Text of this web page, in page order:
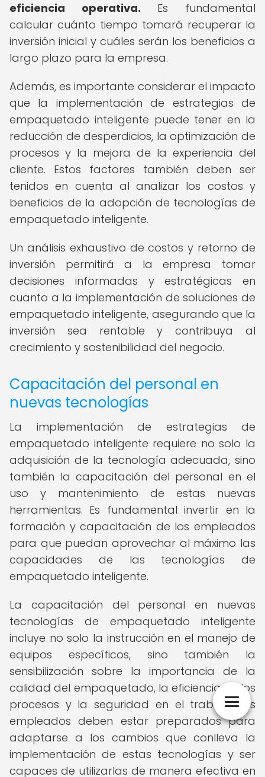
eficiencia operativa. Es fundamental
calcular cuánto tiempo tomará recuperar la
inversión inicial y cuáles serán los beneficios a
largo plazo para la empresa.
Además, es importante considerar el impacto
que la implementación de estrategias de
empaquetado inteligente puede tener en la
reducción de desperdicios, la optimización de
procesos y la mejora de la experiencia del
cliente. Estos factores también deben ser
tenidos en cuenta al analizar los costos y
beneficios de la adopción de tecnologías de
empaquetado inteligente.
Un análisis exhaustivo de costos y retorno de
inversión permitirá a la empresa tomar
decisiones informadas y estratégicas en
cuanto a la implementación de soluciones de
empaquetado inteligente, asegurando que la
inversión sea rentable y contribuya al
crecimiento y sostenibilidad del negocio.
Capacitación del personal en
nuevas tecnologías
La implementación de estrategias de
empaquetado inteligente requiere no solo la
adquisición de la tecnología adecuada, sino
también la capacitación del personal en el
uso y mantenimiento de estas nuevas
herramientas. Es fundamental invertir en la
formación y capacitación de los empleados
para que puedan aprovechar al máximo las
capacidades de las tecnologías de
empaquetado inteligente.
La capacitación del personal en nuevas
tecnologías de empaquetado inteligente
incluye no solo la instrucción en el manejo de
equipos específicos, sino también la
sensibilización sobre la importancia de la
calidad del empaquetado, la eficiencia en los
procesos y la seguridad en el trabajo. Los
empleados deben estar preparados para
adaptarse a los cambios que conlleva la
implementación de estas tecnologías y ser
capaces de utilizarlas de manera efectiva en